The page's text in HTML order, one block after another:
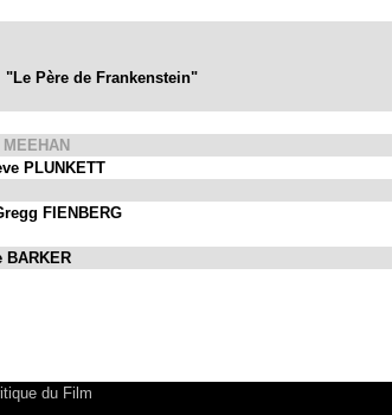
"Le Père de Frankenstein"
MEEHAN
PLUNKETT
FIENBERG
BARKER
du Film